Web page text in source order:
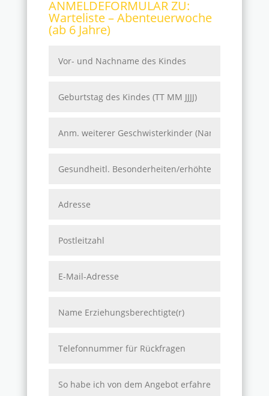
ANMELDEFORMULAR ZU:
Warteliste – Abenteuerwoche
(ab 6 Jahre)